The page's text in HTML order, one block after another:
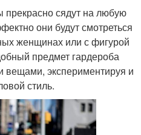
сядут на любую
они будут смотреться
женщинах или с фигурой
предмет гардероба
экспериментируя и
стиль.